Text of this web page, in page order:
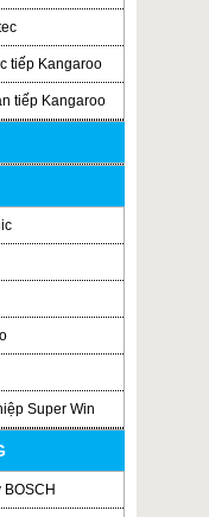
tiếp Kangaroo
tiếp Kangaroo
Super Win
BOSCH